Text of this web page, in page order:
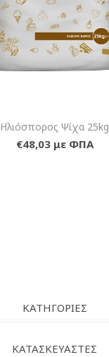
Ηλιόσπορος Ψίχα 25kg
€48,03 με ΦΠΑ
ΚΑΤΗΓΟΡΊΕΣ
ΚΑΤΑΣΚΕΥΑΣΤΈΣ